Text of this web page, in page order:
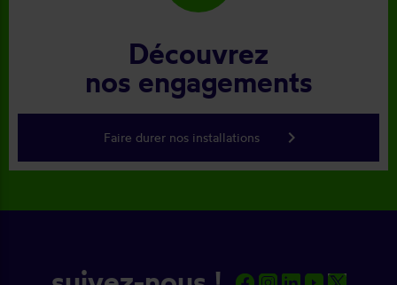
Découvrez
nos engagements
Faire durer nos installations keyboard_arrow_right